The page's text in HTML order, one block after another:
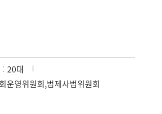
20대
운영위원회,법제사법위원회